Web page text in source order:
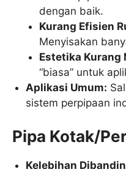
dengan baik.
Kurang Efisien
Menyisakan
Estetika Kurang
“biasa” untuk
Aplikasi Umum:
sistem perpipaan
Pipa Kotak/
Kelebihan